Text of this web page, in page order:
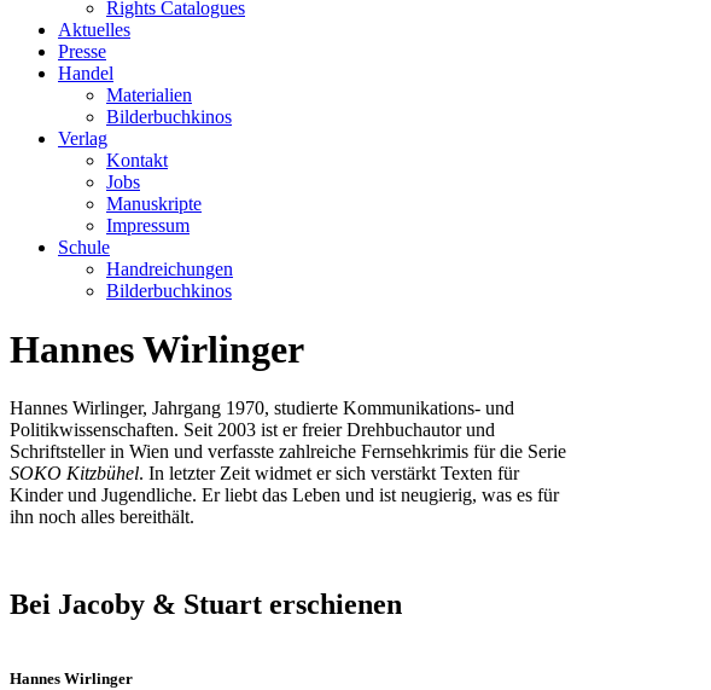
Rights Catalogues
Aktuelles
Presse
Handel
Materialien
Bilderbuchkinos
Verlag
Kontakt
Jobs
Manuskripte
Impressum
Schule
Handreichungen
Bilderbuchkinos
Hannes Wirlinger
Hannes Wirlinger, Jahrgang 1970, studierte Kommunikations- und
Politikwissenschaften. Seit 2003 ist er freier Drehbuchautor und
Schriftsteller in Wien und verfasste zahlreiche Fernsehkrimis für die Serie
SOKO Kitzbühel. In letzter Zeit widmet er sich verstärkt Texten für
Kinder und Jugendliche. Er liebt das Leben und ist neugierig, was es für
ihn noch alles bereithält.
Bei Jacoby & Stuart erschienen
Hannes Wirlinger